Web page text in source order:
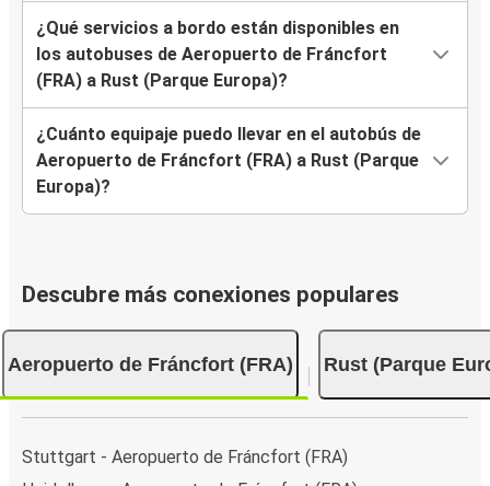
¿Qué servicios a bordo están disponibles en
los autobuses de Aeropuerto de Fráncfort
(FRA) a Rust (Parque Europa)?
¿Cuánto equipaje puedo llevar en el autobús de
Aeropuerto de Fráncfort (FRA) a Rust (Parque
Europa)?
Descubre más conexiones populares
Aeropuerto de Fráncfort (FRA) Rust (Parque
Stuttgart - Aeropuerto de Fráncfort (FRA)